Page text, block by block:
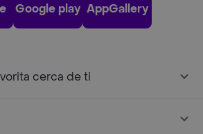
Google play AppGallery
cerca de ti